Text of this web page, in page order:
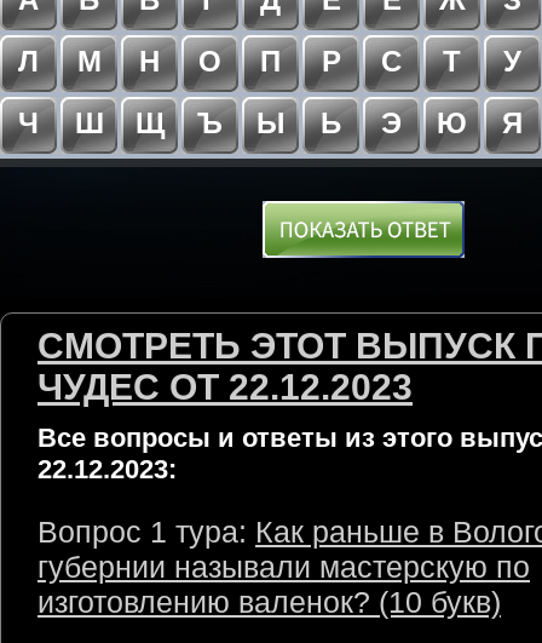
Л
М Н О П Р С Т
У
Ч
Ш Щ Ъ Ы Ь Э Ю Я
СМОТРЕТЬ ЭТОТ ВЫПУСК
ЧУДЕС ОТ 22.12.2023
Все вопросы и ответы из этого
22.12.2023:
Вопрос 1 тура: Как раньше в
губернии называли мастерскую по
изготовлению валенок? (10 букв)